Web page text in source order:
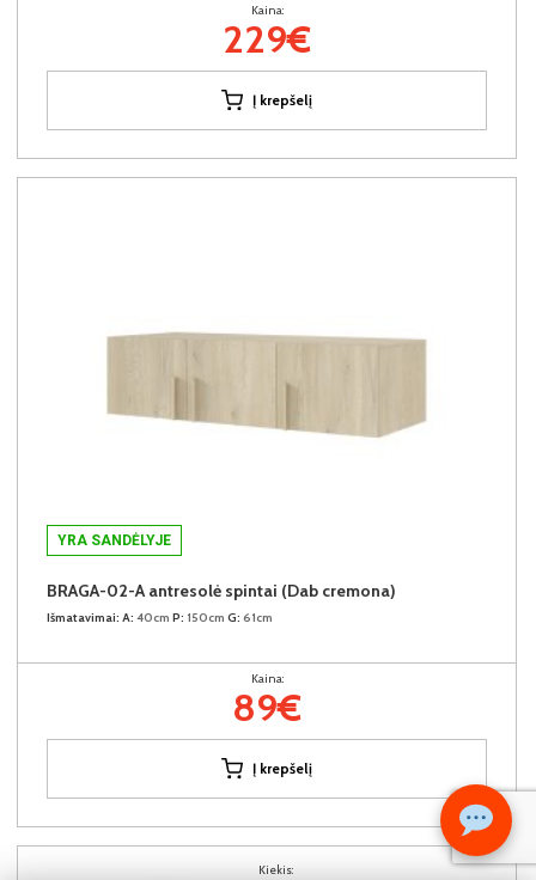
Kiekis:
Kaina:
229€
Į krepšelį
YRA SANDĖLYJE
BRAGA-02-A antresolė spintai (Dab cremona)
Išmatavimai: A: 40cm P: 150cm G: 61cm
Kaina:
89€
Į krepšelį